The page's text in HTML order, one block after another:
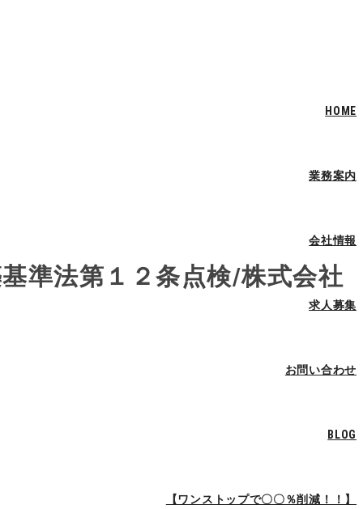
HOME
業務案内
会社情報
求人募集
お問い合わせ
BLOG
【ワンストップで〇〇％削減！！】
準法第１２条点検/株式会社